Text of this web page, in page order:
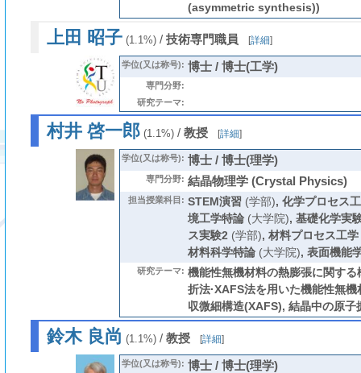
(asymmetric synthesis))
上田 昭子(1.1%)/ 技術専門職員 [詳細]
学位(又は称号): 博士 / 博士(工学)
専門分野:
研究テーマ:
村井 啓一郎(1.1%)/ 教授 [詳細]
学位(又は称号): 博士 / 博士(理学)
専門分野: 結晶物理学 (Crystal Physics)
担当授業科目: STEM演習(学部), 化学プロセス
境工学特論(大学院), 基礎化学実
ス実験2 (学部), 材料プロセス工学
材料科学特論(大学院), 表面機能
研究テーマ: 機能性無機材料の熱膨張に関す
折法·XAFS法を用いた機能性無
収微細構造(XAFS), 結晶中の原子
鈴木 良尚 (1.1%)/ 教授 [詳細]
学位(又は称号): 博士 / 博士(理学)